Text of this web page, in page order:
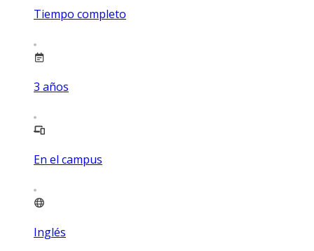
Tiempo completo
3 años
En el campus
Inglés